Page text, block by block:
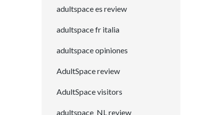
adultspace es review
adultspace fr italia
adultspace opiniones
AdultSpace review
AdultSpace visitors
adultspace_NL review